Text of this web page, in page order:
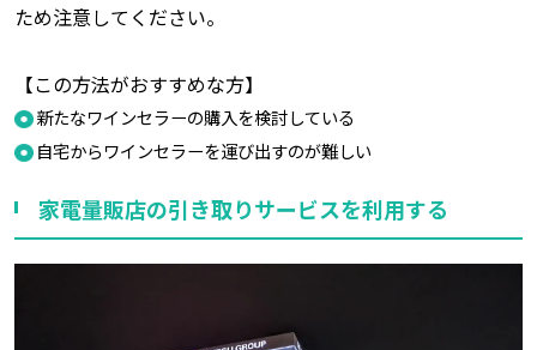
ため注意してください。
【この方法がおすすめな方】
新たなワインセラーの購入を検討している
自宅からワインセラーを運び出すのが難しい
家電量販店の引き取りサービスを利用する